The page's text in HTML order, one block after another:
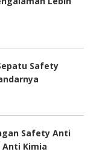
Safety
Safety Anti
Anti Kimia